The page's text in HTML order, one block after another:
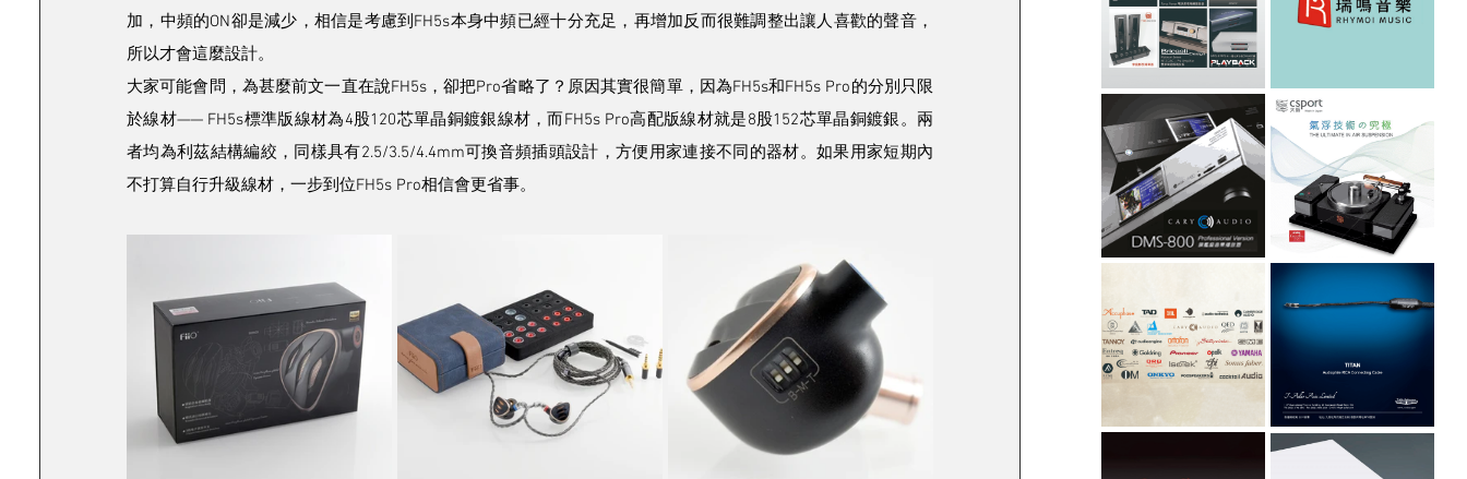
加，中頻的ON卻是減少，相信是考慮到FH5s本身中頻已經十分充足，再增加反而很難調整出讓人喜歡的聲音，
所以才會這麼設計。
大家可能會問，為甚麼前文一直在說FH5s，卻把Pro省略了？原因其實很簡單，因為FH5s和FH5s Pro的分別只限
於線材—— FH5s標準版線材為4股120芯單晶銅鍍銀線材，而FH5s Pro高配版線材就是8股152芯單晶銅鍍銀。兩
者均為利茲結構編絞，同樣具有2.5/3.5/4.4mm可換音頻插頭設計，方便用家連接不同的器材。如果用家短期內
不打算自行升級線材，一步到位FH5s Pro相信會更省事。